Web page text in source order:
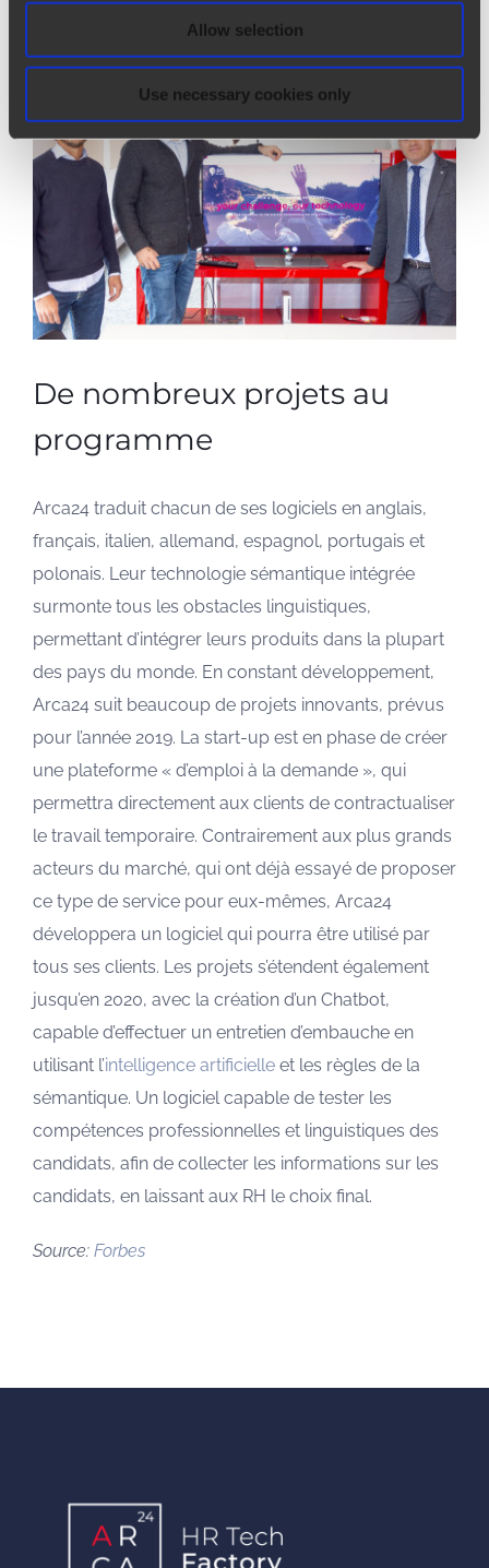
Allow selection
Use necessary cookies only
De nombreux projets au
programme
Arca24 traduit chacun de ses logiciels en anglais,
français, italien, allemand, espagnol, portugais et
polonais. Leur technologie sémantique intégrée
surmonte tous les obstacles linguistiques,
permettant d’intégrer leurs produits dans la plupart
des pays du monde. En constant développement,
Arca24 suit beaucoup de projets innovants, prévus
pour l’année 2019. La start-up est en phase de créer
une plateforme « d’emploi à la demande », qui
permettra directement aux clients de contractualiser
le travail temporaire. Contrairement aux plus grands
acteurs du marché, qui ont déjà essayé de proposer
ce type de service pour eux-mêmes, Arca24
développera un logiciel qui pourra être utilisé par
tous ses clients. Les projets s’étendent également
jusqu’en 2020, avec la création d’un Chatbot,
capable d’effectuer un entretien d’embauche en
utilisant l’intelligence artificielleet les règles de la
sémantique. Un logiciel capable de tester les
compétences professionnelles et linguistiques des
candidats, afin de collecter les informations sur les
candidats, en laissant aux RH le choix final.
Source: Forbes